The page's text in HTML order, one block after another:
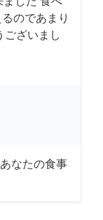
のであまり
ございまし
なたの食事